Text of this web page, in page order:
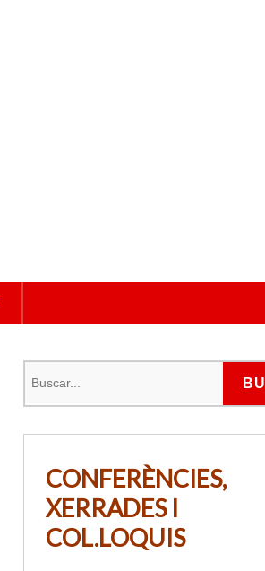
CONFERÈNCIES,
XERRADES I
COL.LOQUIS